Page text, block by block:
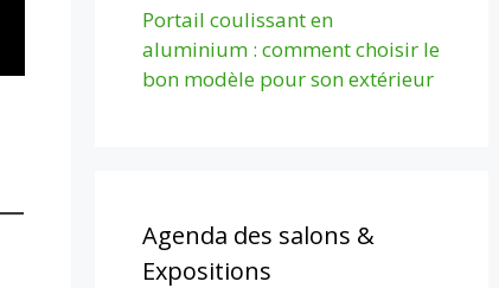
Portail coulissant en
aluminium : comment choisir le
bon modèle pour son extérieur
Agenda des salons &
Expositions